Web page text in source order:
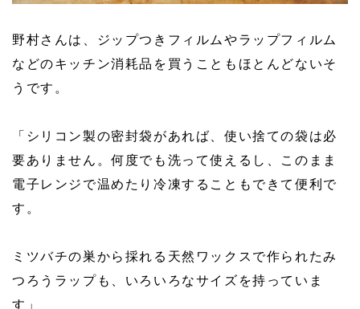
野村さんは、ジップつきフィルムやラップフィルム
などのキッチン消耗品を買うこともほとんどないそ
うです。
「シリコン製の密封袋があれば、使い捨ての袋は必
要ありません。何度でも洗って使えるし、このまま
電子レンジで温めたり冷凍することもできて便利で
す。
ミツバチの巣から採れる天然ワックスで作られたみ
つろうラップも、いろいろなサイズを持っていま
す」